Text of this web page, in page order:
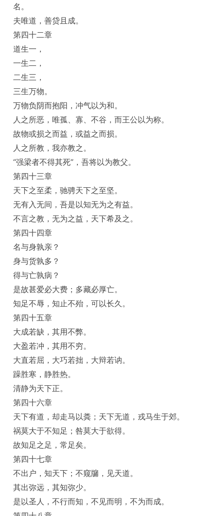
名。
夫唯道，善贷且成。
第四十二章
道生一，
一生二，
二生三，
三生万物。
万物负阴而抱阳，冲气以为和。
人之所恶，唯孤、寡、不谷，而王公以为称。
故物或损之而益，或益之而损。
人之所教，我亦教之。
“强梁者不得其死”，吾将以为教父。
第四十三章
天下之至柔，驰骋天下之至坚。
无有入无间，吾是以知无为之有益。
不言之教，无为之益，天下希及之。
第四十四章
名与身孰亲？
身与货孰多？
得与亡孰病？
是故甚爱必大费；多藏必厚亡。
知足不辱，知止不殆，可以长久。
第四十五章
大成若缺，其用不弊。
大盈若冲，其用不穷。
大直若屈，大巧若拙，大辩若讷。
躁胜寒，静胜热。
清静为天下正。
第四十六章
天下有道，却走马以粪；天下无道，戎马生于郊。
祸莫大于不知足；咎莫大于欲得。
故知足之足，常足矣。
第四十七章
不出户，知天下；不窥牖，见天道。
其出弥远，其知弥少。
是以圣人，不行而知，不见而明，不为而成。